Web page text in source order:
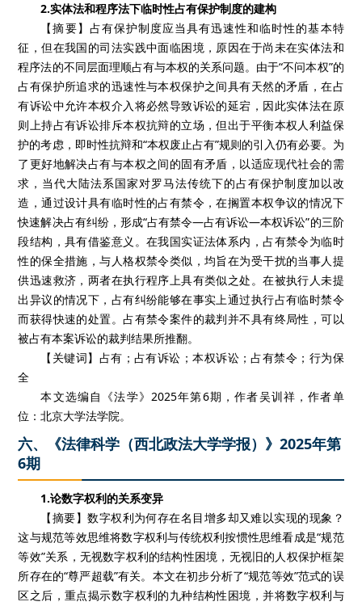
2.实体法和程序法下临时性占有保护制度的建构
【摘要】占有保护制度应当具有迅速性和临时性的基本特
征，但在我国的司法实践中面临困境，原因在于尚未在实体法和
程序法的不同层面理顺占有与本权的关系问题。由于“不问本权”的
占有保护所追求的迅速性与本权保护之间具有天然的矛盾，在占
有诉讼中允许本权介入将必然导致诉讼的延宕，因此实体法在原
则上持占有诉讼排斥本权抗辩的立场，但出于平衡本权人利益保
护的考虑，即时性抗辩和“本权废止占有”规则的引入仍有必要。为
了更好地解决占有与本权之间的固有矛盾，以适应现代社会的需
求，当代大陆法系国家对罗马法传统下的占有保护制度加以改
造，通过设计具有临时性的占有禁令，在搁置本权争议的情况下
快速解决占有纠纷，形成“占有禁令—占有诉讼—本权诉讼”的三阶
段结构，具有借鉴意义。在我国实证法体系内，占有禁令为临时
性的保全措施，与人格权禁令类似，均旨在为受干扰的当事人提
供迅速救济，两者在执行程序上具有类似之处。在被执行人未提
出异议的情况下，占有纠纷能够在事实上通过执行占有临时禁令
而获得快速的处置。占有禁令案件的裁判并不具有终局性，可以
被占有本案诉讼的裁判结果所推翻。
【关键词】占有；占有诉讼；本权诉讼；占有禁令；行为保
全
本文选编自《法学》2025年第6期，作者吴训祥，作者单
位：北京大学法学院。
六、《法律科学（西北政法大学学报）》2025年第
6期
1.论数字权利的关系变异
【摘要】数字权利为何存在名目增多却又难以实现的现象？
这与规范等效思维将数字权利与传统权利按惯性思维看成是“规范
等效”关系，无视数字权利的结构性困境，无视旧的人权保护框架
所存在的“尊严超载”有关。本文在初步分析了“规范等效”范式的误
区之后，重点揭示数字权利的九种结构性困境，并将数字权利与